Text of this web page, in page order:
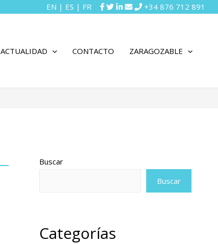
EN | ES | FR +34 876 712 891
ACTUALIDAD CONTACTO ZARAGOZABLE
Buscar
Buscar
Categorías